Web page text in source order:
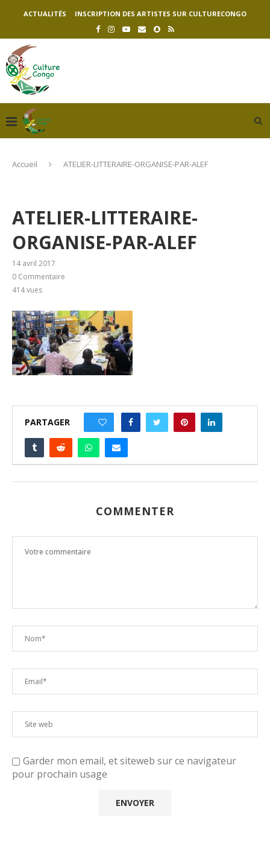
ACTUALITÉS INSCRIPTION DES ARTISTES SUR CULTURECONGO
Accueil ATELIER-LITTERAIRE-ORGANISE-PAR-ALEF
ATELIER-LITTERAIRE-
ORGANISE-PAR-ALEF
14 avril 2017
0 Commentaire
414vues
PARTAGER
COMMENTER
Garder mon email, et siteweb sur ce navigateur
pour prochain usage